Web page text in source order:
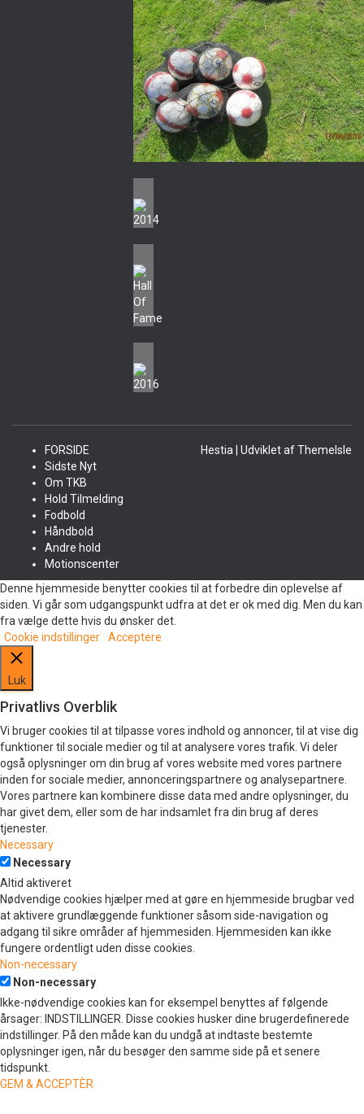
FORSIDE
Sidste Nyt
Om TKB
Hold Tilmelding
Fodbold
Håndbold
Andre hold
Motionscenter
Hestia | Udviklet afThemeIsle
Denne hjemmeside benytter cookies til at forbedre din oplevelse af
siden. Vi går som udgangspunkt udfra at det er ok med dig. Men du kan
fra vælge dette hvis du ønsker det.
Cookie indstillinger
Acceptere
Luk
Privatlivs Overblik
Vi bruger cookies til at tilpasse vores indhold og annoncer, til at vise dig
funktioner til sociale medier og til at analysere vores trafik. Vi deler
også oplysninger om din brug af vores website med vores partnere
inden for sociale medier, annonceringspartnere og analysepartnere.
Vores partnere kan kombinere disse data med andre oplysninger, du
har givet dem, eller som de har indsamlet fra din brug af deres
tjenester.
Necessary
Necessary
Altid aktiveret
Nødvendige cookies hjælper med at gøre en hjemmeside brugbar ved
at aktivere grundlæggende funktioner såsom side-navigation og
adgang til sikre områder af hjemmesiden. Hjemmesiden kan ikke
fungere ordentligt uden disse cookies.
Non-necessary
Non-necessary
Ikke-nødvendige cookies kan for eksempel benyttes af følgende
årsager: INDSTILLINGER. Disse cookies husker dine brugerdefinerede
indstillinger. På den måde kan du undgå at indtaste bestemte
oplysninger igen, når du besøger den samme side på et senere
tidspunkt.
GEM & ACCEPTÈR